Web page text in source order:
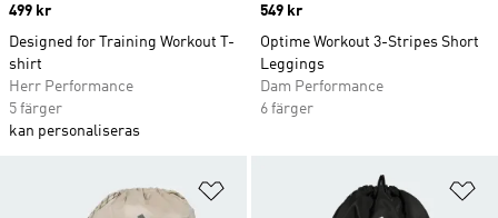
Price
499 kr
Designed for Training Workout T-
shirt
Herr Performance
5 färger
kan personaliseras
Price
549 kr
Optime Workout 3-Stripes Short
Leggings
Dam Performance
6 färger
Lägg till på önskelistan